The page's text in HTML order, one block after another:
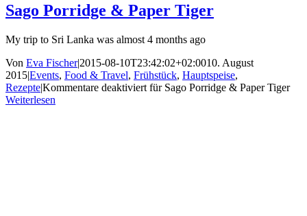
Sago Porridge & Paper Tiger
My trip to Sri Lanka was almost 4 months ago
Von Eva Fischer|2015-08-10T23:42:02+02:0010. August
2015|Events, Food & Travel, Frühstück, Hauptspeise,
Rezepte|Kommentare deaktiviert für Sago Porridge & Paper Tiger
Weiterlesen